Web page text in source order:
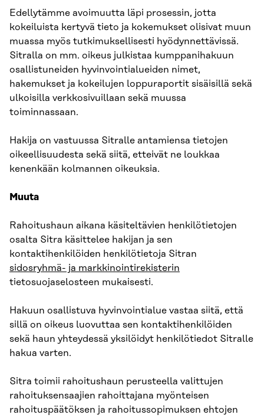
Edellytämme avoimuutta läpi prosessin, jotta
kokeiluista kertyvä tieto ja kokemukset olisivat muun
muassa myös tutkimuksellisesti hyödynnettävissä.
Sitralla on mm. oikeus julkistaa kumppanihakuun
osallistuneiden hyvinvointialueiden nimet,
hakemukset ja kokeilujen loppuraportit sisäisillä sekä
ulkoisilla verkkosivuillaan sekä muussa
toiminnassaan.
Hakija on vastuussa Sitralle antamiensa tietojen
oikeellisuudesta sekä siitä, etteivät ne loukkaa
kenenkään kolmannen oikeuksia.
Muuta
Rahoitushaun aikana käsiteltävien henkilötietojen
osalta Sitra käsittelee hakijan ja sen
kontaktihenkilöiden henkilötietoja Sitran
sidosryhmä- ja markkinointirekisterin
tietosuojaselosteen mukaisesti.
Hakuun osallistuva hyvinvointialue vastaa siitä, että
sillä on oikeus luovuttaa sen kontaktihenkilöiden
sekä haun yhteydessä yksilöidyt henkilötiedot Sitralle
hakua varten.
Sitra toimii rahoitushaun perusteella valittujen
rahoituksensaajien rahoittajana myönteisen
rahoituspäätöksen ja rahoitussopimuksen ehtojen